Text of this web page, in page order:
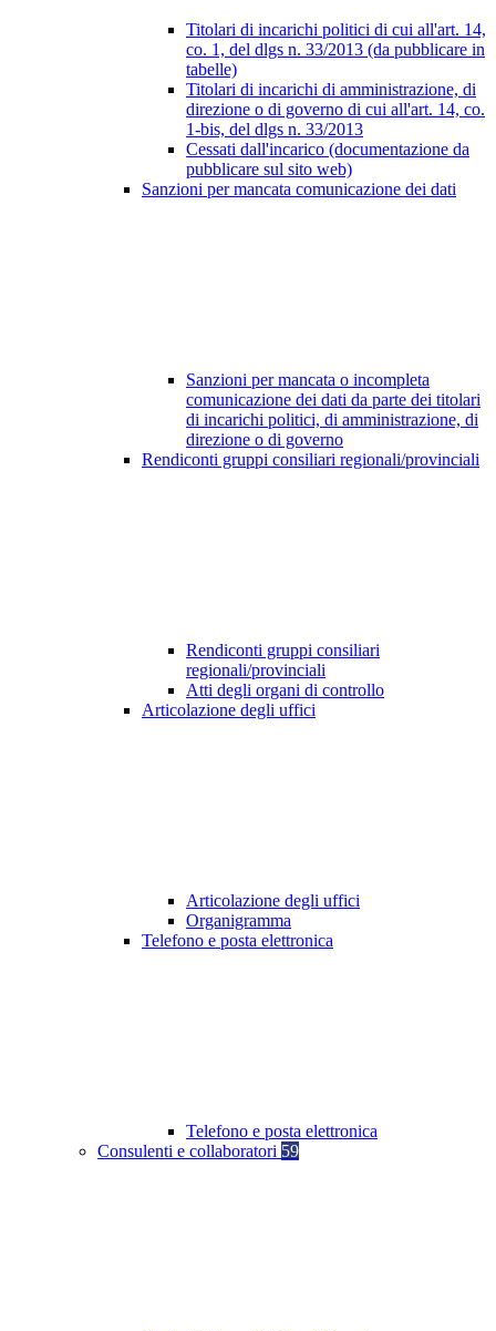
Titolari di incarichi politici di cui all'art. 14,
co. 1, del dlgs n. 33/2013 (da pubblicare in
tabelle)
Titolari di incarichi di amministrazione, di
direzione o di governo di cui all'art. 14, co.
1-bis, del dlgs n. 33/2013
Cessati dall'incarico (documentazione da
pubblicare sul sito web)
Sanzioni per mancata comunicazione dei dati
Sanzioni per mancata o incompleta
comunicazione dei dati da parte dei titolari
di incarichi politici, di amministrazione, di
direzione o di governo
Rendiconti gruppi consiliari regionali/provinciali
Rendiconti gruppi consiliari
regionali/provinciali
Atti degli organi di controllo
Articolazione degli uffici
Articolazione degli uffici
Organigramma
Telefono e posta elettronica
Telefono e posta elettronica
Consulenti e collaboratori 59